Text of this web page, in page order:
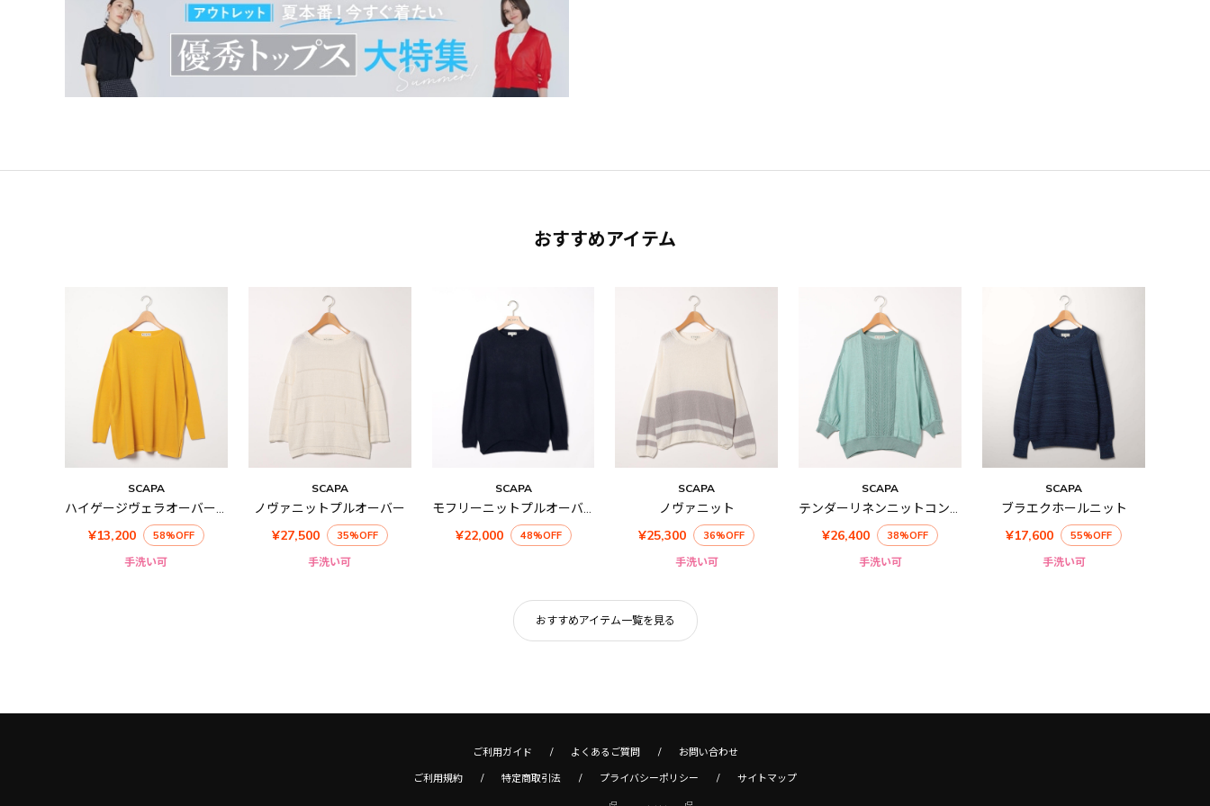
おすすめアイテム
SCAPA
ハイゲージヴェラオーバーサイズニット
¥13,200
58%OFF
手洗い可
SCAPA
ノヴァニットプルオーバー
¥27,500
35%OFF
手洗い可
SCAPA
モフリーニットプルオーバー
¥22,000
48%OFF
SCAPA
ノヴァニット
¥25,300
36%OFF
手洗い可
SCAPA
テンダーリネンニットコンビニット
¥26,400
38%OFF
手洗い可
SCAPA
ブラエクホールニット
¥17,600
55%OFF
手洗い可
おすすめアイテム一覧を見る
ご利用ガイド よくあるご質問 お問い合わせ
ご利用規約 特定商取引法 プライバシーポリシー サイトマップ